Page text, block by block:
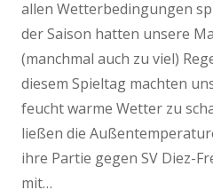
allen Wetterbedingungen
der Saison hatten unsere
(manchmal auch zu viel)
diesem Spieltag machten
feucht warme Wetter zu
ließen die
ihre Partie gegen SV Diez-
mit…